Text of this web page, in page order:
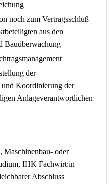
noch zum Vertragsschluß
aus den
Bauüberwachung
der
und Koordinierung der
Anlageverantwortlichen
Maschinenbau- oder
IHK Fachwirt:in
Abschluss